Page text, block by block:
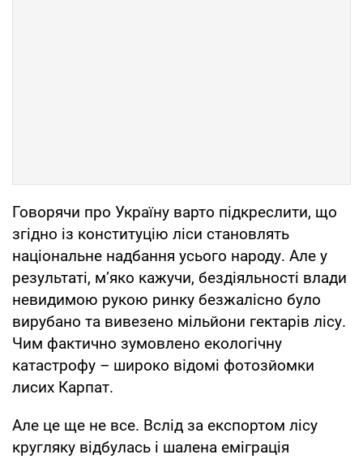
Говорячи про Україну варто підкреслити, що
згідно із конституцію ліси становлять
національне надбання усього народу. Але у
результаті, м’яко кажучи, бездіяльності влади
невидимою рукою ринку безжалісно було
вирубано та вивезено мільйони гектарів лісу.
Чим фактично зумовлено екологічну
катастрофу – широко відомі фотозйомки
лисих Карпат.
Але це ще не все. Вслід за експортом лісу
кругляку відбулась і шалена еміграція